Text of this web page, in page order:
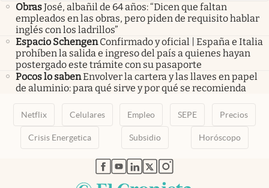
ObrasJosé, albañil de 64 años: “Dicen que faltan
empleados en las obras, pero piden de requisito hablar
inglés con los ladrillos”
Espacio Schengen Confirmado y oficial | España e Italia
prohíben la salida e ingreso del país a quienes hayan
postergado este trámite con su pasaporte
Pocos lo sabenEnvolver la cartera y las llaves en papel
de aluminio: para qué sirve y por qué se recomienda
Netflix Celulares Empleo SEPE Precios
Crisis Energetica Subsidio Horóscopo
abre en nueva pestaña
abre en nueva pestaña
abre en nueva pestaña
abre en nueva pestaña
abre en nueva pestaña